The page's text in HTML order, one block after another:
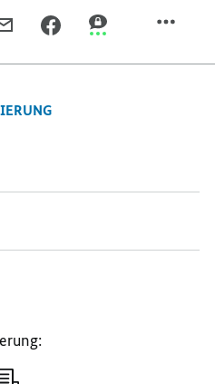
MAIL
MERZ
TEILEN, TEILEN,